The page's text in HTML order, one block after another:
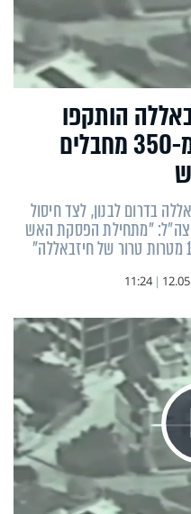
הותקפו
ביממה האחרונה, יותר מ-350 מחבלים
בדרום לבנון, לצד חיסול
צה״ל: "מתחילת הפסקת האש
|
11:24